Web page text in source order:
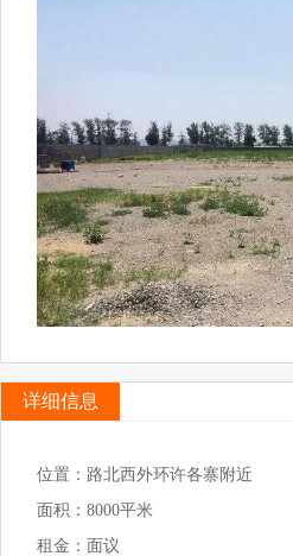
详细信息
位置：路北西外环许各寨附近
面积：8000平米
租金：面议